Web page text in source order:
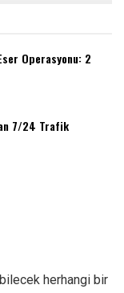
Operasyonu: 2
7/24 Trafik
herhangi bir